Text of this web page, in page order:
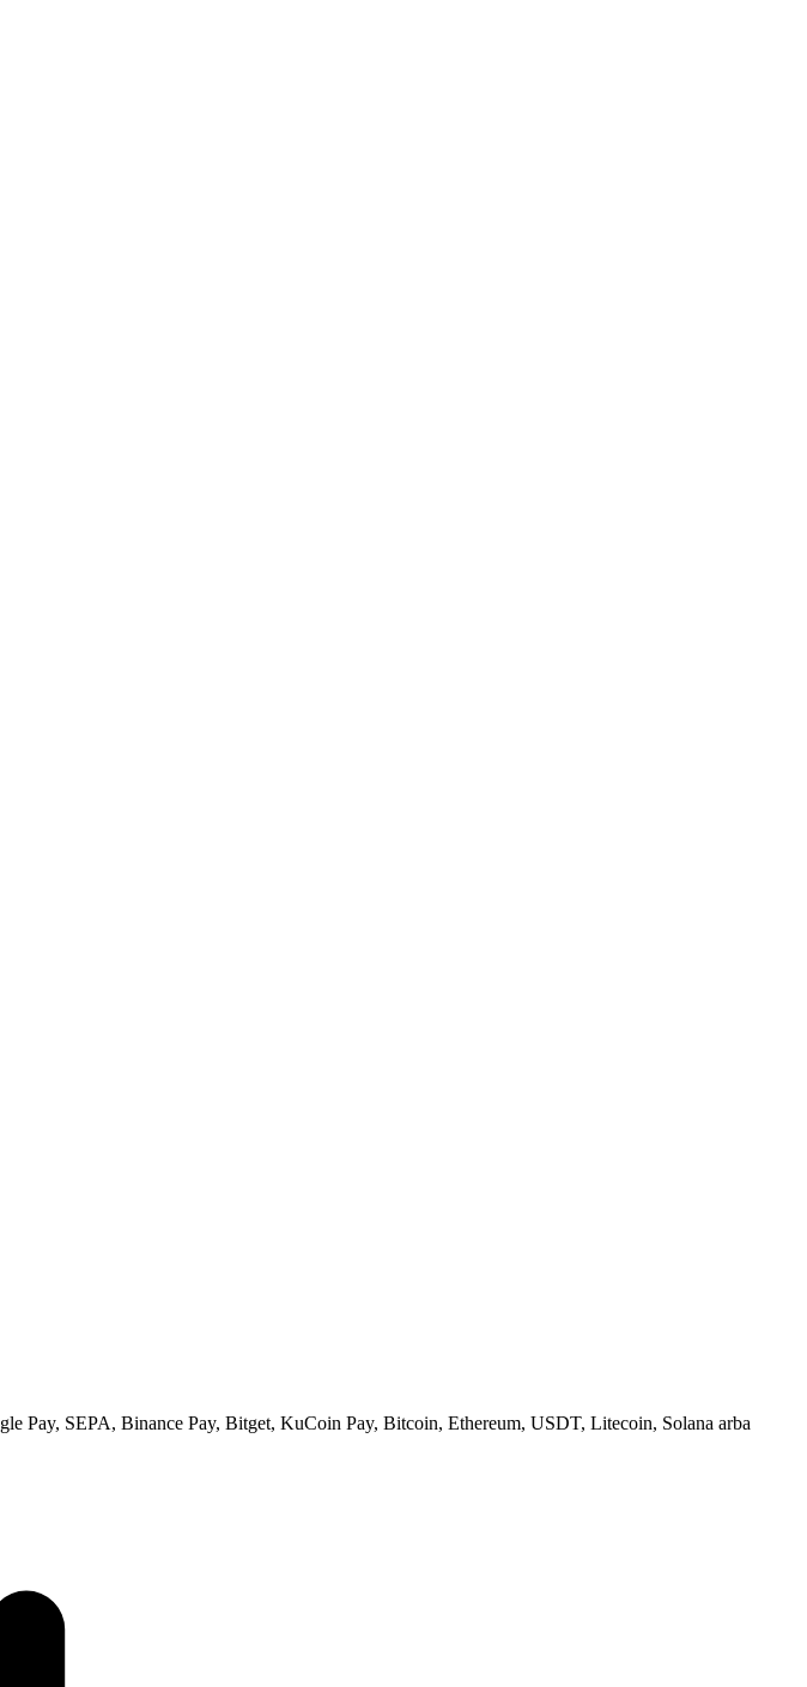
Pay, SEPA, Binance Pay, Bitget, KuCoin Pay, Bitcoin, Ethereum, USDT, Litecoin, Solana arba